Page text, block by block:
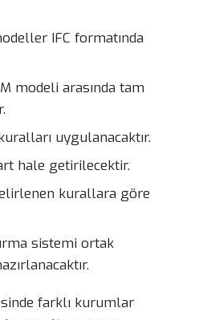
IFC formatında
modeli arasında tam
uygulanacaktır.
hale getirilecektir.
kurallara göre
sistemi ortak
farklı kurumlar